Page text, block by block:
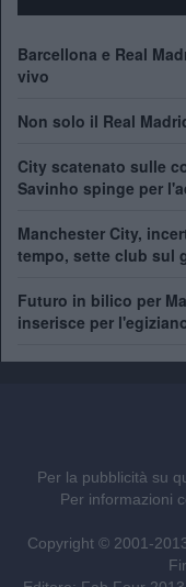
Barcellona e Real
vivo
Non solo il Real
City scatenato sulle
Savinho spinge per
Manchester City,
tempo, sette club sul
Futuro in bilico per
inserisce per
Per la pubblicità su
Per informazioni
Copyright © 2001-